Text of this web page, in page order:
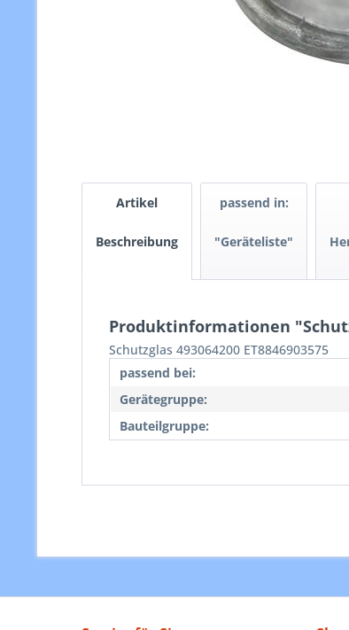
Artikel
Beschreibung
passend in:
"Geräteliste"
Produktinformationen
Schutzglas 493064200 ET8846903575
passend bei:
Gerätegruppe:
Bauteilgruppe: